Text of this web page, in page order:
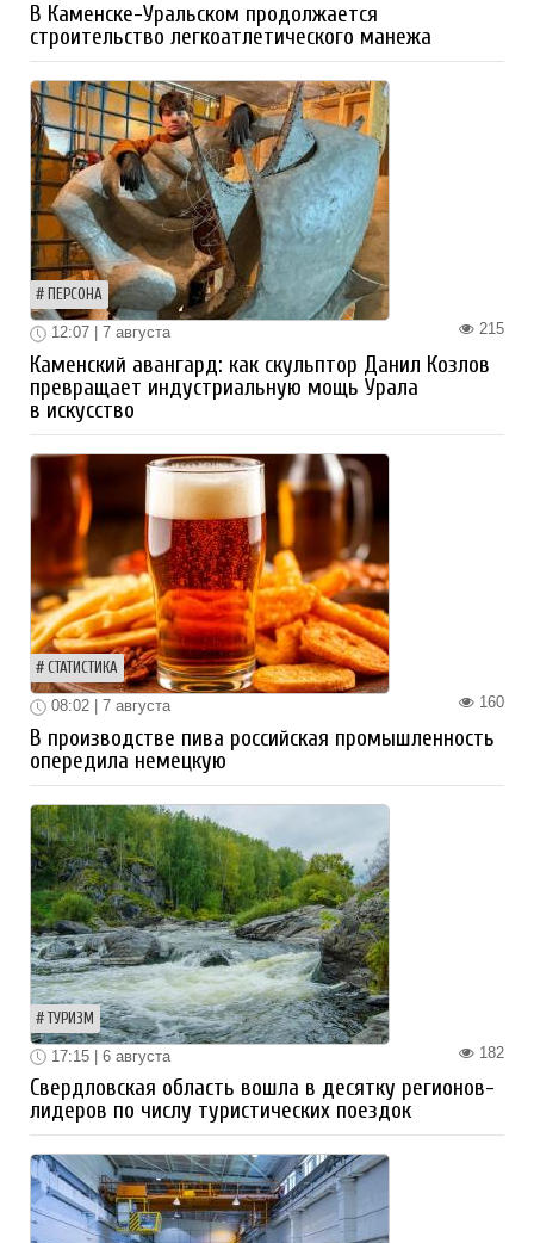
В Каменске-Уральском продолжается
строительство легкоатлетического манежа
ПЕРСОНА
215
12:07 | 7 августа
Каменский авангард: как скульптор Данил Козлов
превращает индустриальную мощь Урала
в искусство
СТАТИСТИКА
160
08:02 | 7 августа
В производстве пива российская промышленность
опередила немецкую
ТУРИЗМ
182
17:15 | 6 августа
Свердловская область вошла в десятку регионов-
лидеров по числу туристических поездок